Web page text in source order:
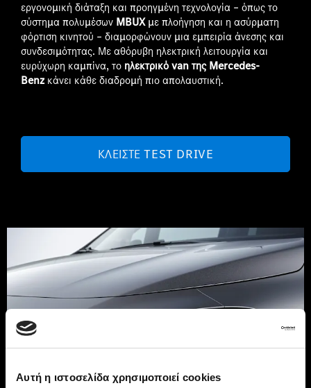
Αυτή η ιστοσελίδα χρησιμοποιεί cookies
εργονομική διάταξη και προηγμένη τεχνολογία – όπως το
σύστημα πολυμέσων MBUXμε πλοήγηση και η ασύρματη
φόρτιση κινητού – διαμορφώνουν μια εμπειρία άνεσης και
συνδεσιμότητας. Με αθόρυβη ηλεκτρική λειτουργία και
ευρύχωρη καμπίνα, το ηλεκτρικό van της Mercedes-
Benz κάνει κάθε διαδρομή πιο απολαυστική.
ΚΛΕΊΣΤΕ TEST DRIVE